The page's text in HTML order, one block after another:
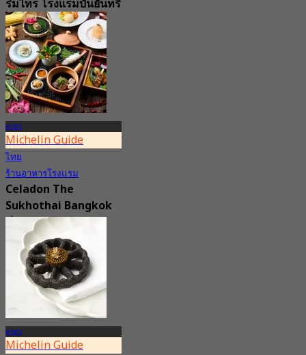
ร่มไทร โรงแรมบันยันทรี
กรุงเทพ
4.8
19.2K การจอง
จาก฿ 650
สาทร
Michelin Guide
ไทย
ร้านอาหารโรงแรม
Celadon The
Sukhothai Bangkok
4.8
1.1K การจอง
จาก฿ 1,600
สาทร
Michelin Guide